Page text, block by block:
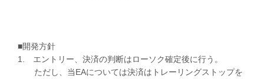
■開発方針
1. エントリー、決済の判断はローソク確定後に行う。
ただし、当EAについては決済はトレーリングストップを